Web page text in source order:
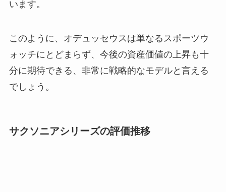
います。
このように、オデュッセウスは単なるスポーツウ
ォッチにとどまらず、今後の資産価値の上昇も十
分に期待できる、非常に戦略的なモデルと言える
でしょう。
サクソニアシリーズの評価推移